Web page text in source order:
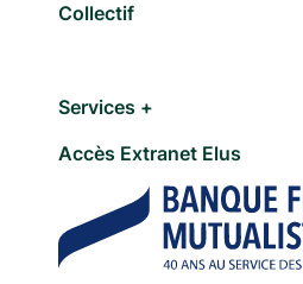
Collectif
Services +
Accès Extranet Elus